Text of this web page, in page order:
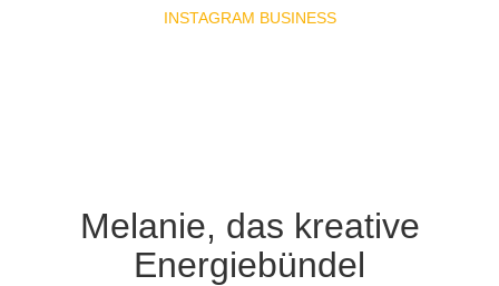
INSTAGRAM BUSINESS
Melanie, das kreative
Energiebündel